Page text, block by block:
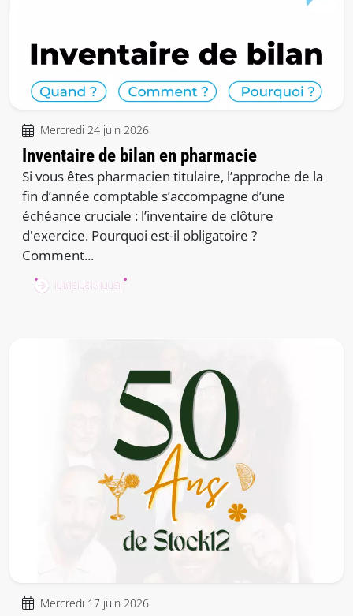
Mercredi 24 juin 2026
Inventaire de bilan en pharmacie
Si vous êtes pharmacien titulaire, l’approche de la
fin d’année comptable s’accompagne d’une
échéance cruciale : l’inventaire de clôture
d'exercice. Pourquoi est-il obligatoire ?
Comment...
LIRE LE BILLET
Mercredi 17 juin 2026